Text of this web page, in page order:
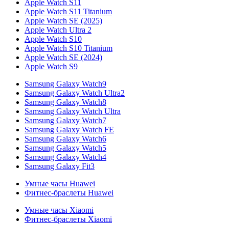
Apple Watch S11
Apple Watch S11 Titanium
Apple Watch SE (2025)
Apple Watch Ultra 2
Apple Watch S10
Apple Watch S10 Titanium
Apple Watch SE (2024)
Apple Watch S9
Samsung Galaxy Watch9
Samsung Galaxy Watch Ultra2
Samsung Galaxy Watch8
Samsung Galaxy Watch Ultra
Samsung Galaxy Watch7
Samsung Galaxy Watch FE
Samsung Galaxy Watch6
Samsung Galaxy Watch5
Samsung Galaxy Watch4
Samsung Galaxy Fit3
Умные часы Huawei
Фитнес-браслеты Huawei
Умные часы Xiaomi
Фитнес-браслеты Xiaomi